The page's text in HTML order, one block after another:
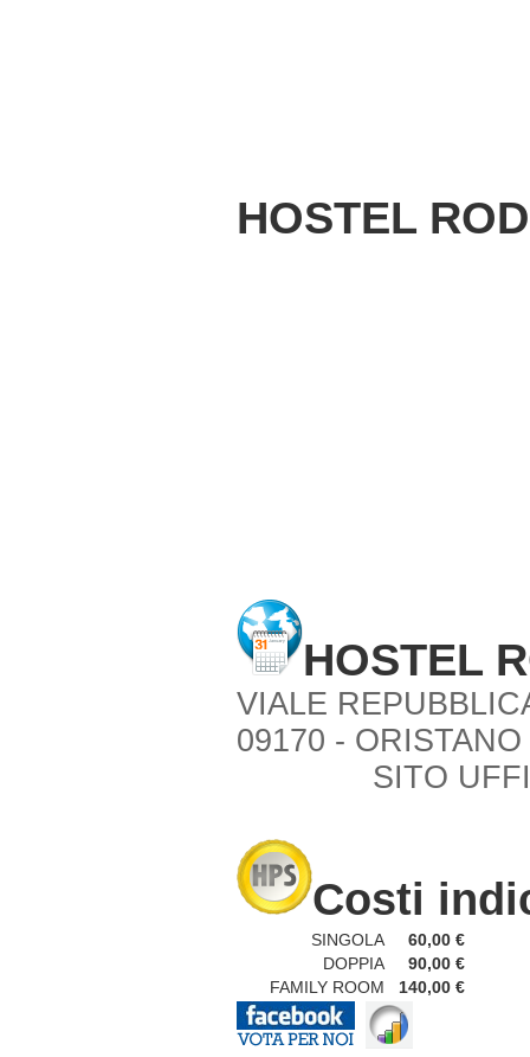
HOSTEL
HOSTEL
VIALE
09170 -
SITO
Costi
SINGOLA
60,00 €
DOPPIA
90,00 €
FAMILY ROOM
140,00 €